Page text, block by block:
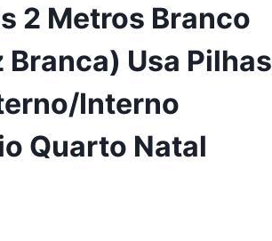
2 Metros Branco
Usa Pilhas
Interno
Quarto Natal